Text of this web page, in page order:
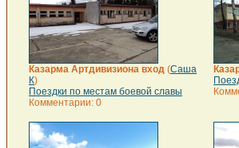
Казарма Артдивизиона вход (Саша
К)
Поездки по местам боевой славы
Комментарии: 0